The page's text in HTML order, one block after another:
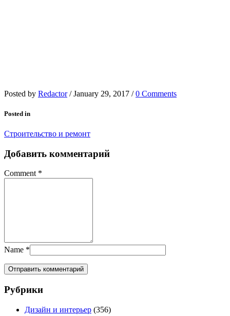
Posted by Redactor / January 29, 2017 / 0 Comments
Posted in
Строительство и ремонт
Добавить комментарий
Comment *
Name *
Рубрики
Дизайн и интерьер (356)